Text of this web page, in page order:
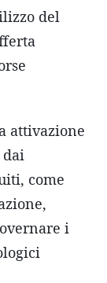
del
attivazione
come
i